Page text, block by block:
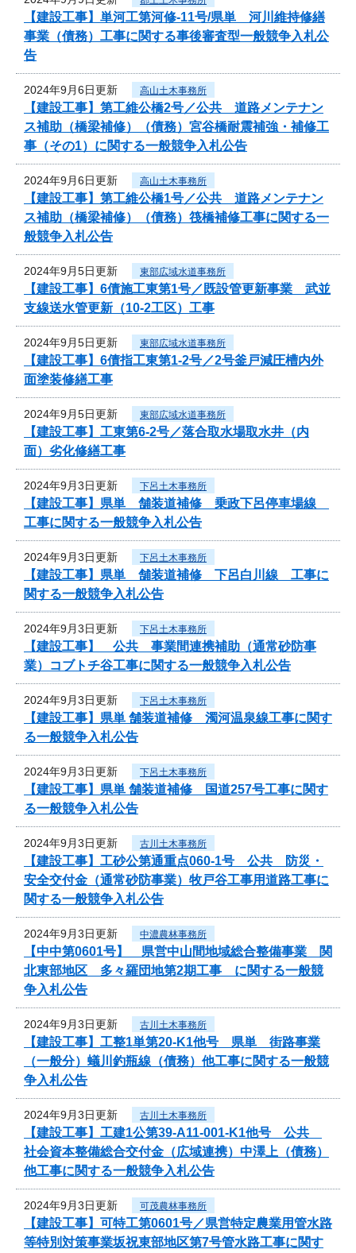
【建設工事】単河工第河修-11号/県単 河川維持修繕
事業（債務）工事に関する事後審査型一般競争入札公
告
2024年9月6日更新 高山土木事務所
【建設工事】第工維公橋2号／公共 道路メンテナン
ス補助（橋梁補修）（債務）宮谷橋耐震補強・補修工
事（その1）に関する一般競争入札公告
2024年9月6日更新 高山土木事務所
【建設工事】第工維公橋1号／公共 道路メンテナン
ス補助（橋梁補修）（債務）筏橋補修工事に関する一
般競争入札公告
2024年9月5日更新 東部広域水道事務所
【建設工事】6債施工東第1号／既設管更新事業 武並
支線送水管更新（10-2工区）工事
2024年9月5日更新 東部広域水道事務所
【建設工事】6債指工東第1-2号／2号釜戸減圧槽内外
面塗装修繕工事
2024年9月5日更新 東部広域水道事務所
【建設工事】工東第6-2号／落合取水場取水井（内
面）劣化修繕工事
2024年9月3日更新 下呂土木事務所
【建設工事】県単 舗装道補修 乗政下呂停車場線
工事に関する一般競争入札公告
2024年9月3日更新 下呂土木事務所
【建設工事】県単 舗装道補修 下呂白川線 工事に
関する一般競争入札公告
2024年9月3日更新 下呂土木事務所
【建設工事】 公共 事業間連携補助（通常砂防事
業）コブトチ谷工事に関する一般競争入札公告
2024年9月3日更新 下呂土木事務所
【建設工事】県単 舗装道補修 濁河温泉線工事に関す
る一般競争入札公告
2024年9月3日更新 下呂土木事務所
【建設工事】県単 舗装道補修 国道257号工事に関す
る一般競争入札公告
2024年9月3日更新 古川土木事務所
【建設工事】工砂公第通重点060-1号 公共 防災・
安全交付金（通常砂防事業）牧戸谷工事用道路工事に
関する一般競争入札公告
2024年9月3日更新 中濃農林事務所
【中中第0601号】 県営中山間地域総合整備事業 関
北東部地区 多々羅団地第2期工事 に関する一般競
争入札公告
2024年9月3日更新 古川土木事務所
【建設工事】工整1単第20-K1他号 県単 街路事業
（一般分）蟻川釣瓶線（債務）他工事に関する一般競
争入札公告
2024年9月3日更新 古川土木事務所
【建設工事】工建1公第39-A11-001-K1他号 公共
社会資本整備総合交付金（広域連携）中澤上（債務）
他工事に関する一般競争入札公告
2024年9月3日更新 可茂農林事務所
【建設工事】可特工第0601号／県営特定農業用管水路
等特別対策事業坂祝東部地区第7号管水路工事に関す